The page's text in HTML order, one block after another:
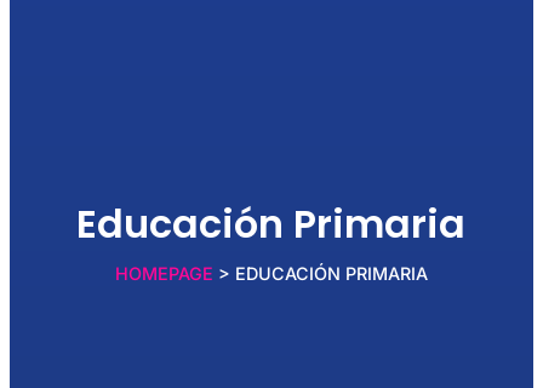
Educación Primaria
HOMEPAGE > EDUCACIÓN PRIMARIA